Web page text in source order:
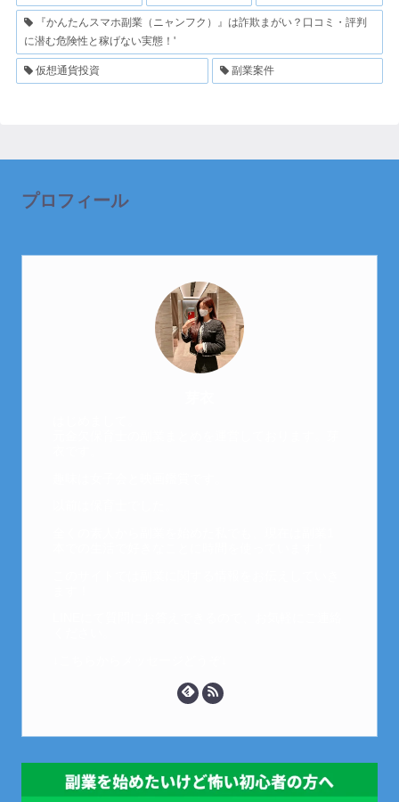
『かんたんスマホ副業（ニャンフク）』は詐欺まがい？口コミ・評判
に潜む危険性と稼げない実態！'
仮想通貨投資 副業案件
プロフィール